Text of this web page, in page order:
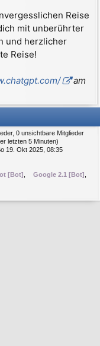
Reise
mit unberührter
und herzlicher
Reise!
am
0 unsichtbare Mitglieder
letzten 5 Minuten)
19. Okt 2025, 08:35
[Bot] Google 2.1 [Bot]